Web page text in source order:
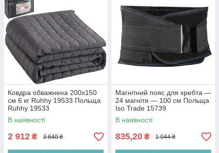
Ковдра обважнена 200х150
см 6 кг Ruhhy 19533 Польща
Ruhhy 19533
В наявності
2 912 ₴ 3 640 ₴
Магнітний пояс для хребта —
24 магніти — 100 см Польща
Iso Trade 15739
В наявності
835,20 ₴ 1 044 ₴